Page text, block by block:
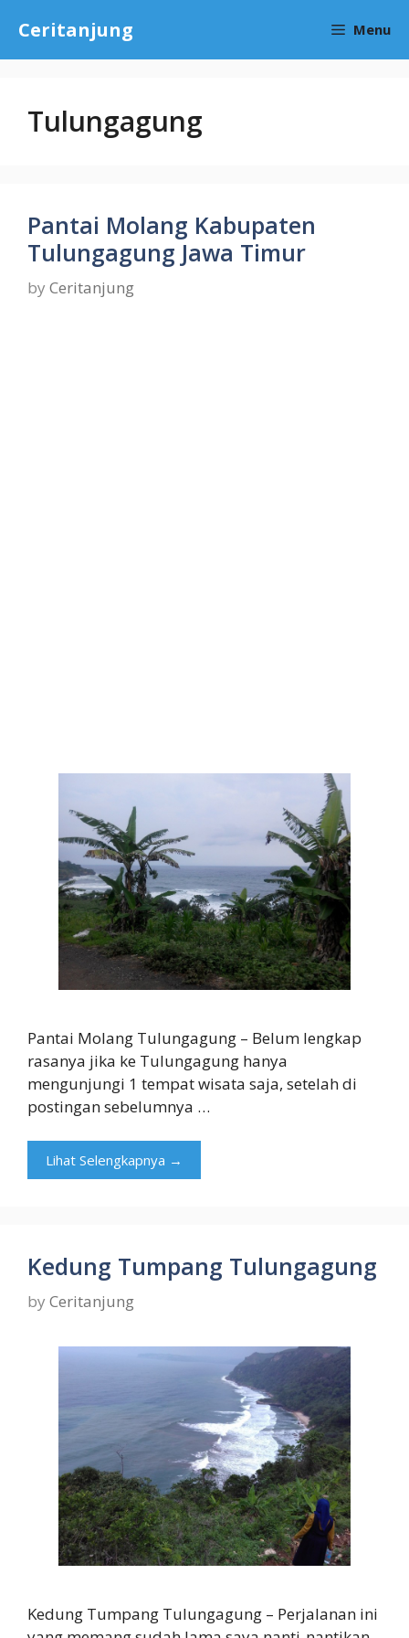
content
Ceritanjung Menu
Tulungagung
Pantai Molang Kabupaten
Tulungagung Jawa Timur
by Ceritanjung
Pantai Molang Tulungagung – Belum lengkap
rasanya jika ke Tulungagung hanya
mengunjungi 1 tempat wisata saja, setelah di
postingan sebelumnya …
Lihat Selengkapnya →
Kedung Tumpang Tulungagung
by Ceritanjung
Kedung Tumpang Tulungagung – Perjalanan ini